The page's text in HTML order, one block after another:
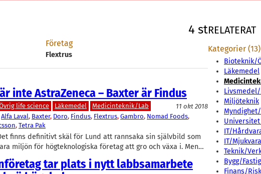
4 st
Företag
Flextrus
inte AstraZeneca – Baxter är Findus
life science Läkemedel Medicinteknik/Lab
11 okt 2018
Alfa Laval, Baxter, Doro, Findus, Flextrus, Gambro, Nomad Foods
, Tetra Pak
finns definitivt skäl för Lund att rannsaka sin självbild som
miljön för högteknologiska företag att gro och växa i. Men…
tar plats i nytt labbsamarbete
RELATERAT
Kategorier (13)
Bioteknik/
Läkemedel
Livsmedel/
Miljöteknik
IT/
IT/Mjukvara
Teknik/
Bygg/
Finans/